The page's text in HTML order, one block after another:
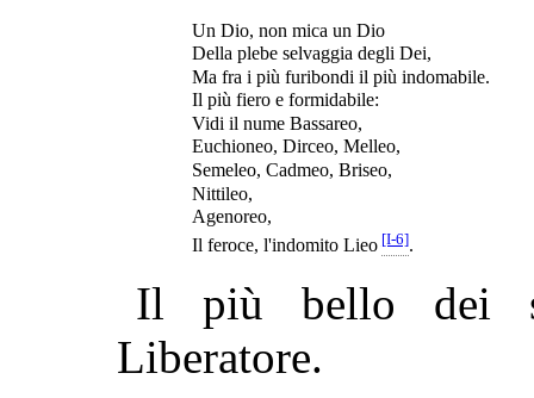
Un Dio, non mica un Dio
Della plebe selvaggia degli Dei,
Ma fra i più furibondi il più indomabile.
Il più fiero e formidabile:
Vidi il nume Bassareo,
Euchioneo, Dirceo, Melleo,
Semeleo, Cadmeo, Briseo,
Nittileo,
Agenoreo,
Il feroce, l'indomito Lieo [I-6].
Il più bello dei
Liberatore.